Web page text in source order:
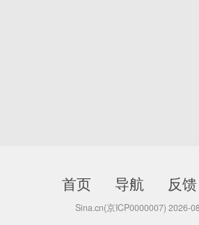
首页 导航 反馈
Sina.cn(京ICP0000007) 2026-